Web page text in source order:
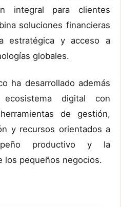
integral para clientes
soluciones financieras
estratégica y acceso a
globales.
ha desarrollado además
digital con
de gestión,
y recursos orientados a
productivo y la
los pequeños negocios.